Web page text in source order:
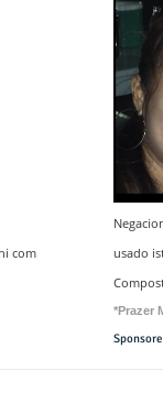
com
usado
*Prazer